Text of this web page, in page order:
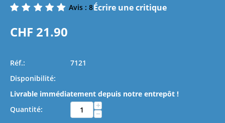
Avis : 8Écrire une critique
CHF 21.90
Réf.:
7121
Disponibilité:
Livrable immédiatement depuis notre entrepôt !
Quantité:
+
−